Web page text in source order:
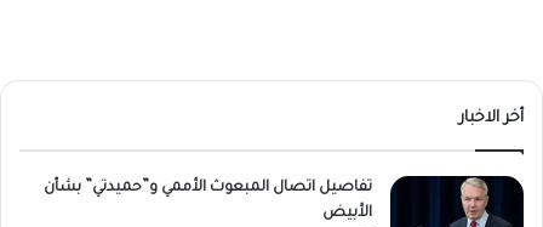
أخر الاخبار
تفاصيل اتصال المبعوث الأممي و”حميدتي” بشأن
الأبيض